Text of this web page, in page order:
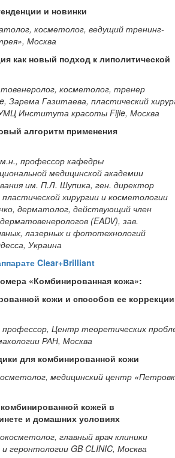
и новинки
косметолог, ведущий тренинг-
Москва
как новый подход к липолитической
косметолог, тренер
Газитаева, пластический
Института красоты Fijie, Москва
алгоритм применения
профессор кафедры
медицинской академии
им. П.Л. Шупика, ген. директор
хирургии и косметологии
дерматолог, действующий член
(EADV), зав.
лазерных и фототехнологий
Украина
Clear+Brilliant
«Комбинированная кожа»:
кожи и способов ее коррекции
профессор, Центр теоретических
РАН, Москва
для комбинированной кожи
медицинский центр
кожей в
и домашних условиях
главный врач клиники
геронтологии GB CLINIC, Москва